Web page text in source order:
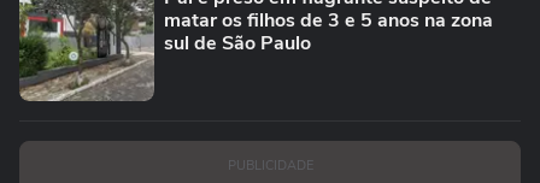
matar os filhos de 3 e 5 anos na zona
sul de São Paulo
PUBLICIDADE